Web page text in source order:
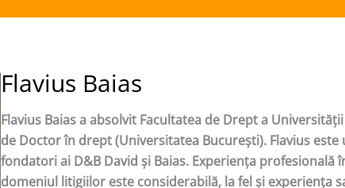
Flavius Baias
Flavius Baias a absolvit Facultatea de Drept a
de Doctor în drept (Universitatea Bucureşti). Flavius
fondatori ai D&B David şi Baias. Experienţa profesională
domeniul litigiilor este considerabilă, la fel şi experienţa